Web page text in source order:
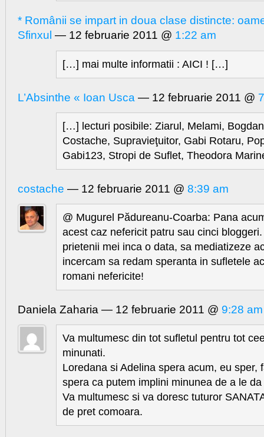
* Românii se impart in doua clase distincte:
Sfinxul — 12 februarie 2011 @ 1:22 am
[…] mai multe informatii : AICI ! […]
L’Absinthe « Ioan Usca — 12 februarie 2011 @
[…] lecturi posibile: Ziarul, Melami,
Costache, Supravieţuitor, Gabi Rotaru,
Gabi123, Stropi de Suflet, Theodora
costache — 12 februarie 2011 @ 8:39 am
@ Mugurel Pădureanu-Coarba: Pana
acest caz nefericit patru sau cinci
prietenii mei inca o data, sa mediatizeze
incercam sa redam speranta in sufletele
romani nefericite!
Daniela Zaharia — 12 februarie 2011 @ 9:28 am
Va multumesc din tot sufletul pentru tot
minunati.
Loredana si Adelina spera acum, eu sper,
spera ca putem implini minunea de a le
Va multumesc si va doresc tuturor
de pret comoara.